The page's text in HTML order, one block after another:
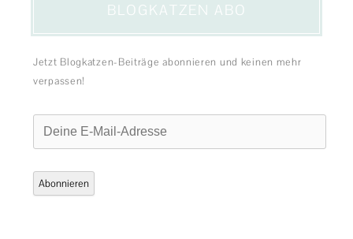
BLOGKATZEN ABO
Jetzt Blogkatzen-Beiträge abonnieren und keinen mehr
verpassen!
Deine
Adresse
Abonnieren